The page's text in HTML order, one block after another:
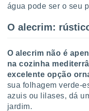
de
ou aceder
para
utilizar
água pode ser o seu
O alecrim:
O alecrim não é
na cozinha
excelente opção
sua folhagem verde-
azuis ou lilases, dá
jardim.